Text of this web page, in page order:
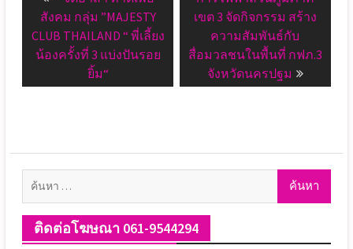
post:
สังคม กลุ่ม ”MAJESTY
CLUB THAILAND “ พี่เลี้ยง
น้องครั้งที่ 3 แบ่งปันรอย
ยิ้ม“
post:
เขต 3 จัดกิจกรรม สร้าง
ความสัมพันธ์กับ
สื่อมวลชนในพื้นที่ กฟภ.3
จังหวัดนครปฐม
ค้นหา
ติดต่อโฆษณา 061-9544294